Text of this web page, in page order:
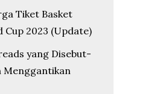
Tiket Basket
Cup 2023 (Update)
yang Disebut-
Menggantikan